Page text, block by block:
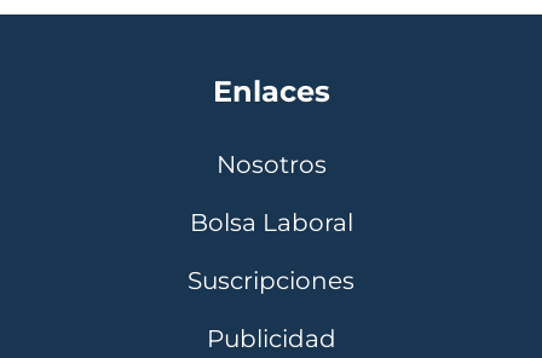
Enlaces
Nosotros
Bolsa Laboral
Suscripciones
Publicidad